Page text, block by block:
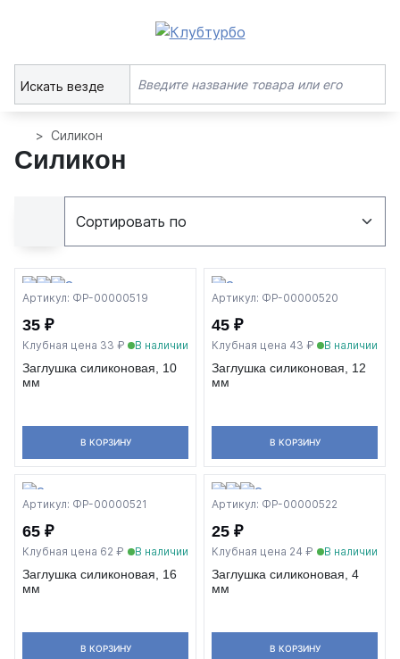
Искать везде
Силикон
Силикон
Артикул: ФР-00000519
35 ₽
Клубная цена 33 ₽ В наличии
Заглушка силиконовая, 10
мм
В КОРЗИНУ
Артикул: ФР-00000520
45 ₽
Клубная цена 43 ₽ В наличии
Заглушка силиконовая, 12
мм
В КОРЗИНУ
Артикул: ФР-00000521
65 ₽
Клубная цена 62 ₽ В наличии
Заглушка силиконовая, 16
мм
В КОРЗИНУ
Артикул: ФР-00000522
25 ₽
Клубная цена 24 ₽ В наличии
Заглушка силиконовая, 4
мм
В КОРЗИНУ